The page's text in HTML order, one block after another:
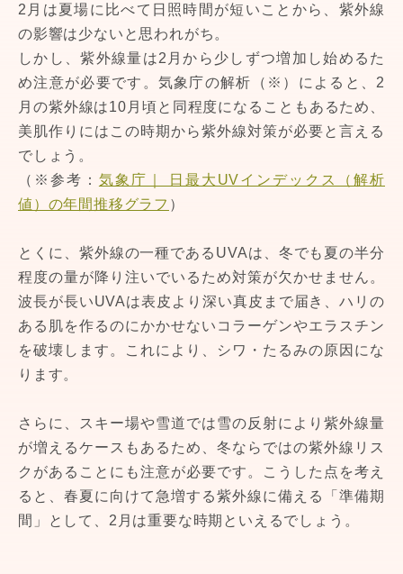
2月は夏場に比べて日照時間が短いことから、紫外線
の影響は少ないと思われがち。
しかし、紫外線量は2月から少しずつ増加し始めるた
め注意が必要です。気象庁の解析（※）によると、2
月の紫外線は10月頃と同程度になることもあるため、
美肌作りにはこの時期から紫外線対策が必要と言える
でしょう。
（※参考： 気象庁｜ 日最大UVインデックス（解析
値）の年間推移グラフ ）
とくに、紫外線の一種であるUVAは、冬でも夏の半分
程度の量が降り注いでいるため対策が欠かせません。
波長が長いUVAは表皮より深い真皮まで届き、ハリの
ある肌を作るのにかかせないコラーゲンやエラスチン
を破壊します。これにより、シワ・たるみの原因にな
ります。
さらに、スキー場や雪道では雪の反射により紫外線量
が増えるケースもあるため、冬ならではの紫外線リス
クがあることにも注意が必要です。こうした点を考え
ると、春夏に向けて急増する紫外線に備える「準備期
間」として、2月は重要な時期といえるでしょう。